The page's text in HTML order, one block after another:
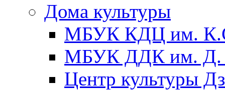
Дома культуры
МБУК КДЦ им.
МБУК ДДК им. Д.
Центр культуры